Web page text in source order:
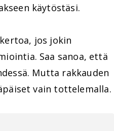
käytöstäsi.
jos jokin
Saa sanoa, että
Mutta rakkauden
vain tottelemalla.